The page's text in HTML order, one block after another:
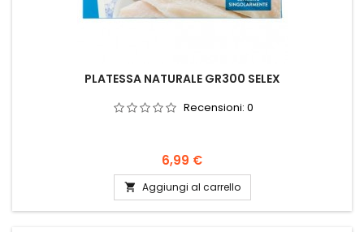
PLATESSA NATURALE GR300 SELEX
Recensioni: 0
Prezzo
6,99 €
 Aggiungi al carrello